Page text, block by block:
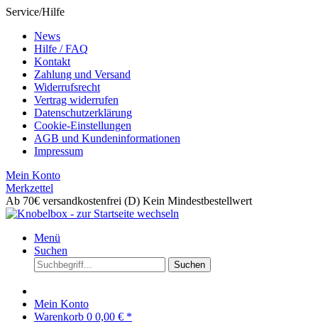
Service/Hilfe
News
Hilfe / FAQ
Kontakt
Zahlung und Versand
Widerrufsrecht
Vertrag widerrufen
Datenschutzerklärung
Cookie-Einstellungen
AGB und Kundeninformationen
Impressum
Mein Konto
Merkzettel
Ab 70€ versandkostenfrei (D) Kein Mindestbestellwert
Menü
Suchen
Suchen
Mein Konto
Warenkorb 0 0,00 € *